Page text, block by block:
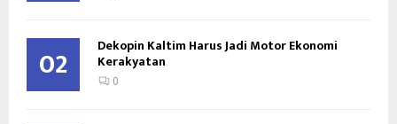
02 Dekopin Kaltim Harus Jadi Motor Ekonomi
Kerakyatan
0